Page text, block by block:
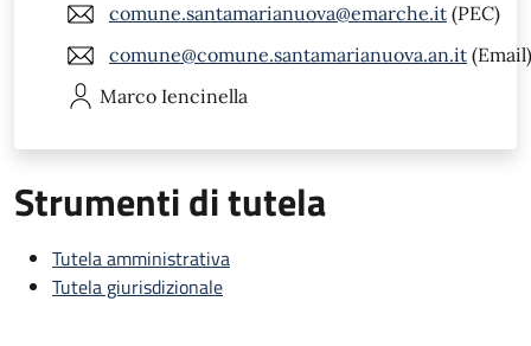
comune.santamarianuova@emarche.it (PEC)
comune@comune.santamarianuova.an.it (Email)
Marco Iencinella
Strumenti di tutela
Tutela amministrativa
Tutela giurisdizionale